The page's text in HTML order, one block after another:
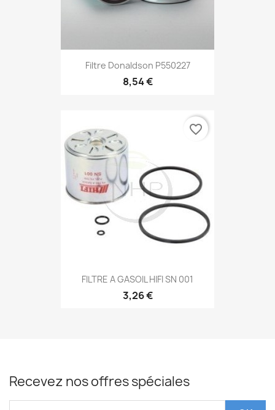
Filtre Donaldson P550227
8,54 €
FILTRE A GASOIL HIFI SN 001
3,26 €
favorite_border
Recevez nos offres spéciales